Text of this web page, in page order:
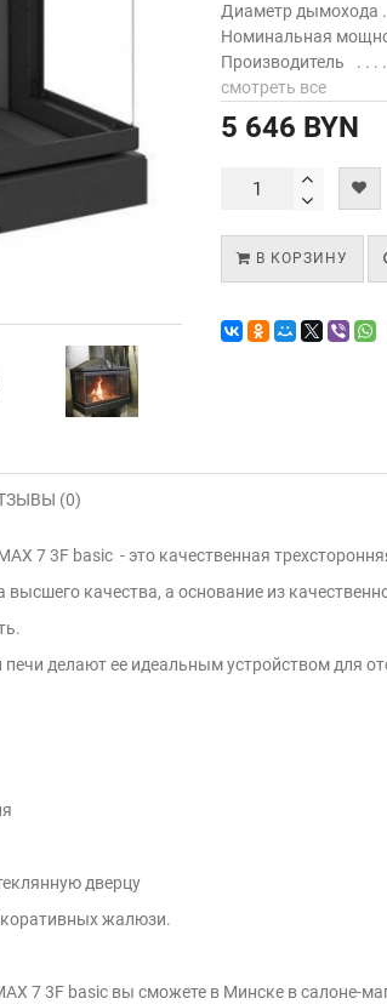
Диаметр дымохода
Номинальная
Производитель
смотреть все
5 646 BYN
В КОРЗИНУ
(0)
7 3F basic - это качественная
качества, а основание из
делают ее идеальным устройством для
дверцу
жалюзи.
7 3F basic вы сможете в Минске в салоне-